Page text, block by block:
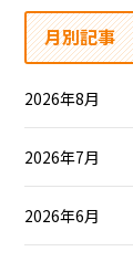
月別記事
2026年8月
2026年7月
2026年6月